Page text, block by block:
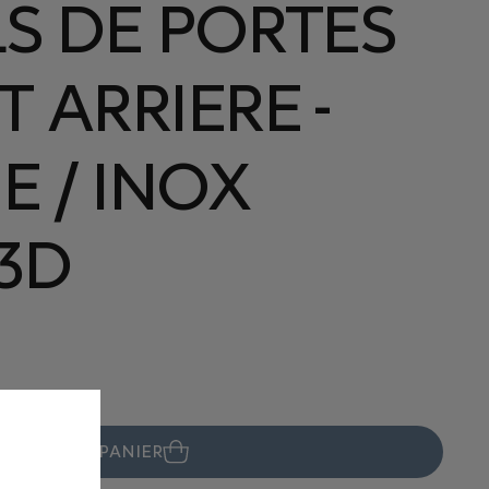
DE PORTES
ARRIERE -
/ INOX
AU PANIER